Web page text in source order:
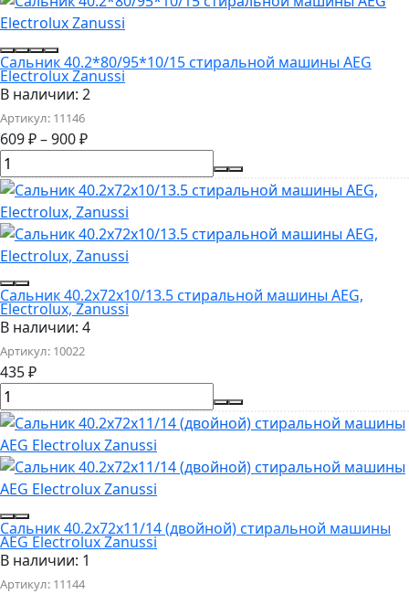
Сальник 40.2*80/95*10/15 стиральной машины AEG
Electrolux Zanussi
В наличии: 2
Артикул: 11146
609₽–900₽
Сальник 40.2x72x10/13.5 стиральной машины AEG,
Electrolux, Zanussi
В наличии: 4
Артикул: 10022
435₽
Сальник 40.2x72x11/14 (двойной) стиральной машины
AEG Electrolux Zanussi
В наличии: 1
Артикул: 11144